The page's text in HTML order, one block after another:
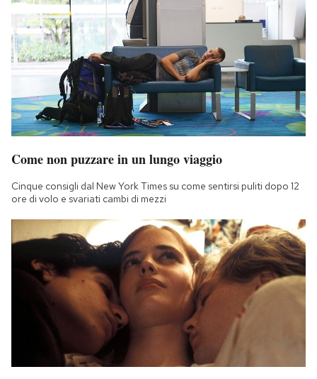
Come non puzzare in un lungo viaggio
Cinque consigli dal New York Times su come sentirsi puliti dopo 12
ore di volo e svariati cambi di mezzi